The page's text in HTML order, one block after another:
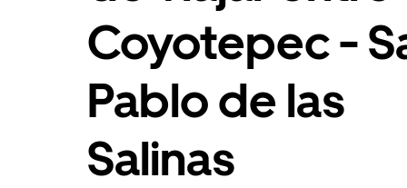
Coyotepec -
Pablo de las
Salinas